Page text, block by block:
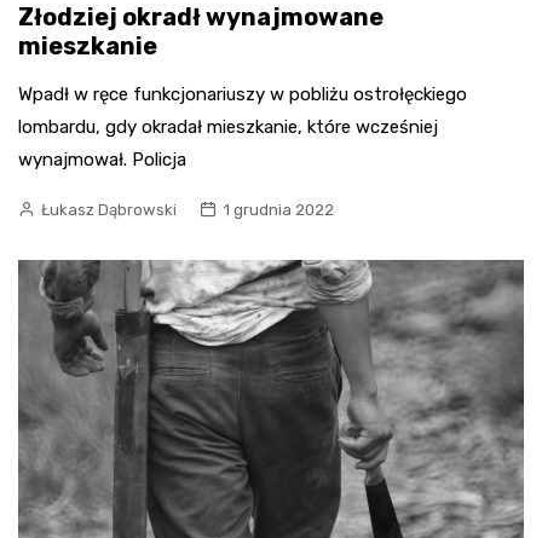
Złodziej okradł wynajmowane
mieszkanie
Wpadł w ręce funkcjonariuszy w pobliżu ostrołęckiego
lombardu, gdy okradał mieszkanie, które wcześniej
wynajmował. Policja
Łukasz Dąbrowski 1 grudnia 2022